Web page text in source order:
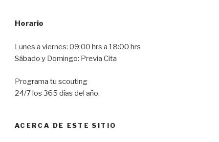
Horario
Lunes a viernes: 09:00 hrs a 18:00 hrs
Sábado y Domingo: Previa Cita
Programa tu scouting
24/7 los 365 días del año.
ACERCA DE ESTE SITIO